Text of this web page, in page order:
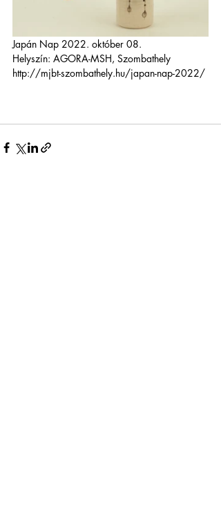
Japán Nap 2022. október 08.
Helyszín: AGORA-MSH, Szombathely
http://mjbt-szombathely.hu/japan-nap-2022/